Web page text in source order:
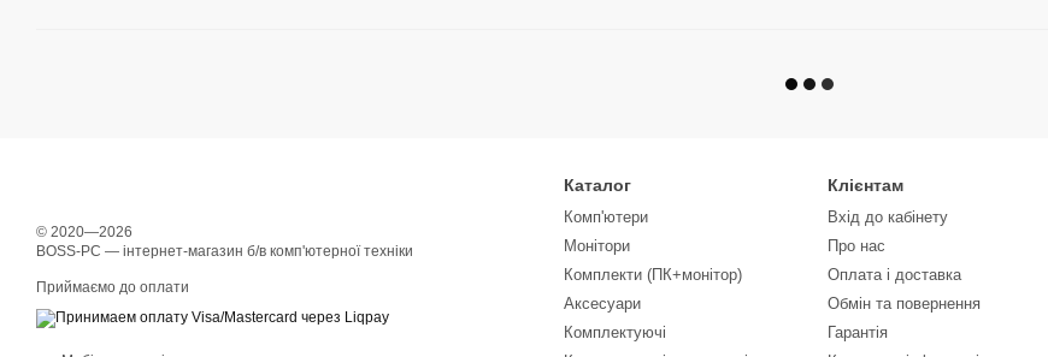
© 2020—2026
BOSS-PC — інтернет-магазин б/в комп'ютерної техніки
Приймаємо до оплати
Каталог
Комп'ютери
Монітори
Комплекти (ПК+монітор)
Аксесуари
Комплектуючі
Клієнтам
Вхід до кабінету
Про нас
Оплата і доставка
Обмін та повернення
Гарантія